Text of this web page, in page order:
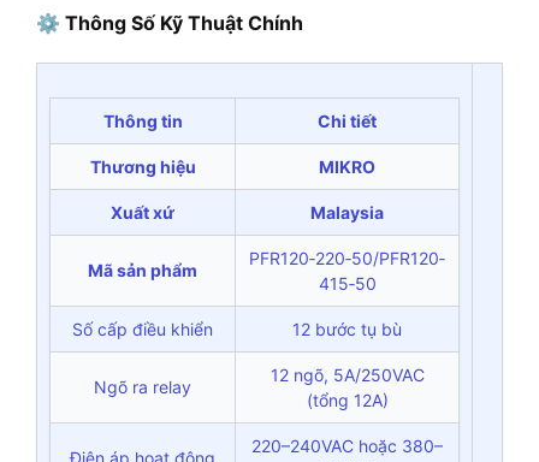
⚙️ Thông Số Kỹ Thuật Chính
Thông tin Chi tiết
Thương hiệu MIKRO
Xuất xứ Malaysia
Mã sản phẩm
PFR120‑220‑50/PFR120‑
415‑50
Số cấp điều khiển 12 bước tụ bù
Ngõ ra relay
12 ngõ, 5A/250VAC
(tổng 12A)
220–240VAC hoặc 380–